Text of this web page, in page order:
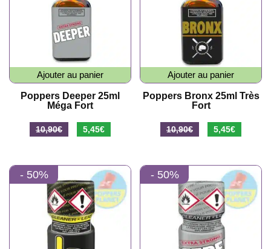
Ajouter au panier
Poppers Deeper 25ml
Méga Fort
10,90€
Le
était :
10,90€.
5,45€
est :
5,45€.
Ajouter au panier
Poppers Bronx 25ml Très
Fort
10,90€
Le
était :
10,90€.
5,45€
est :
5,45€.
- 50% - 50%